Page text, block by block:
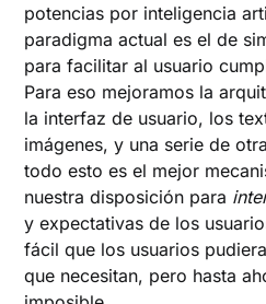
potencias por inteligencia
paradigma actual es el de
para facilitar al usuario
Para eso mejoramos la
la interfaz de usuario, los
imágenes, y una serie de
todo esto es el mejor
nuestra disposición para
y expectativas de los
fácil que los usuarios
que necesitan, pero hasta